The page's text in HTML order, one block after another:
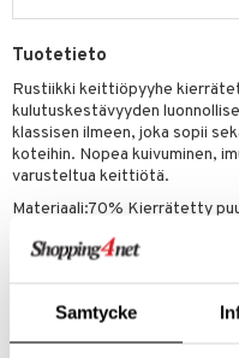
Samtycke
Tuotetieto
Rustiikki keittiöpyyhe
kulutuskestävyyden
klassisen ilmeen, joka sopii
koteihin. Nopea kuivuminen,
varusteltua keittiötä.
Materiaali:70% Kierrätetty
Paino:200 g/m²
Tuotenumero
& Peitot